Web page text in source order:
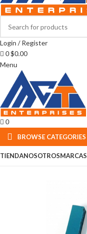
Login / Register
0$0.00
Menu
0
BROWSE CATEGORIES
TIENDANOSOTROSMARCAS